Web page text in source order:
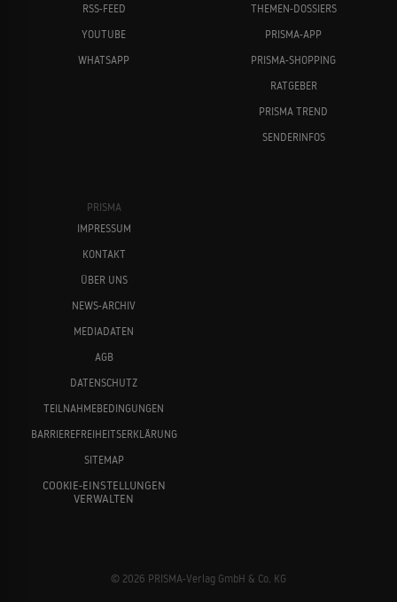
RSS-FEED
YOUTUBE
WHATSAPP
THEMEN-DOSSIERS
PRISMA-APP
PRISMA-SHOPPING
RATGEBER
PRISMA TREND
SENDERINFOS
PRISMA
IMPRESSUM
KONTAKT
ÜBER UNS
NEWS-ARCHIV
MEDIADATEN
AGB
DATENSCHUTZ
TEILNAHMEBEDINGUNGEN
BARRIEREFREIHEITSERKLÄRUNG
SITEMAP
COOKIE-EINSTELLUNGEN
VERWALTEN
© 2026 PRISMA-Verlag GmbH & Co. KG